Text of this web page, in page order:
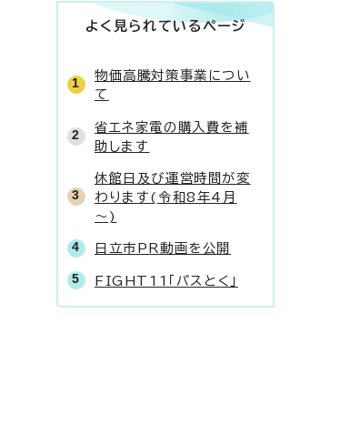
よく見られているページ
物価高騰対策事業につい
て
省エネ家電の購入費を補
助します
休館日及び運営時間が変
わります(令和8年4月
～)
日立市PR動画を公開
FIGHT11「パスとく」